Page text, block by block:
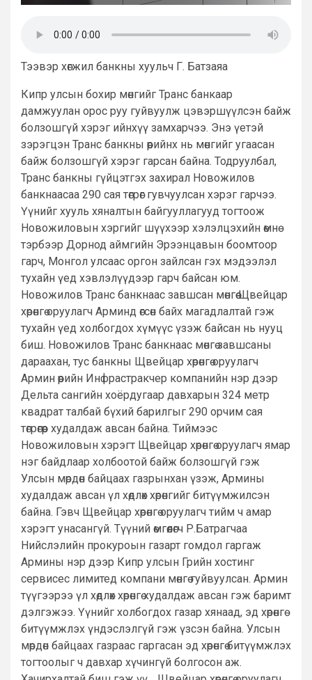
Тээвэр хөгжил банкны хуульч Г. Батзаяа
Кипр улсын бохир мөнгийг Транс банкаар
дамжуулан орос руу гуйвуулж цэвэршүүлсэн байж
болзошгүй хэрэг ийнхүү замхарчээ. Энэ үетэй
зэрэгцэн Транс банкны өөрийнх нь мөнгийг угаасан
байж болзошгүй хэрэг гарсан байна. Тодруулбал,
Транс банкны гүйцэтгэх захирал Новожилов
банкнаасаа 290 сая төгрөг гувчуулсан хэрэг гарчээ.
Үүнийг хууль хяналтын байгууллагууд тогтоож
Новожиловын хэргийг шүүхээр хэлэлцэхийн өмнө
тэрбээр Дорнод аймгийн Эрээнцавын боомтоор
гарч, Монгол улсаас оргон зайлсан гэх мэдээлэл
тухайн үед хэвлэлүүдээр гарч байсан юм.
Новожилов Транс банкнаас завшсан мөнгөө Щвейцар
хөрөнгө оруулагч Арминд өгсөн байх магадлалтай гэж
тухайн үед холбогдох хүмүүс үзэж байсан нь нууц
биш. Новожилов Транс банкнаас мөнгө завшсаны
дараахан, тус банкны Щвейцар хөрөнгө оруулагч
Армин өөрийн Инфрастракчер компанийн нэр дээр
Дельта сангийн хоёрдугаар давхарын 324 метр
квадрат талбай бүхий барилгыг 290 орчим сая
төгрөгөөр худалдаж авсан байна. Тиймээс
Новожиловын хэрэгт Щвейцар хөрөнгө оруулагч ямар
нэг байдлаар холбоотой байж болзошгүй гэж
Улсын мөрдөн байцаах газрынхан үзэж, Армины
худалдаж авсан үл хөдлөх хөрөнгийг битүүмжилсэн
байна. Гэвч Щвейцар хөрөнгө оруулагч тийм ч амар
хэрэгт унасангүй. Түүний өмгөөлөгч Р.Батрагчаа
Нийслэлийн прокуроын газарт гомдол гаргаж
Армины нэр дээр Кипр улсын Грийн хостинг
сервисес лимитед компани мөнгө гуйвуулсан. Армин
түүгээрээ үл хөдлөх хөрөнгө худалдаж авсан гэж баримт
дэлгэжээ. Үүнийг холбогдох газар хянаад, эд хөрөнгө
битүүмжлэх үндэслэлгүй гэж үзсэн байна. Улсын
мөрдөн байцаах газраас гаргасан эд хөрөнгө битүүмжлэх
тогтоолыг ч давхар хүчингүй болгосон аж.